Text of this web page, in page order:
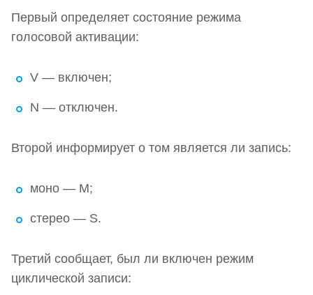
Первый определяет состояние режима
голосовой активации:
V — включен;
N — отключен.
Второй информирует о том является ли запись:
моно — M;
стерео — S.
Третий сообщает, был ли включен режим
циклической записи: